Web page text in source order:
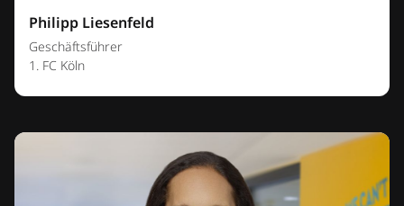
Philipp Liesenfeld
Geschäftsführer
1. FC Köln